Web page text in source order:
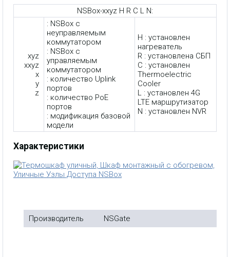
NSBox-xxyz H R C L N:
xyz
xxyz
x
y
z
: NSBox с
неуправляемым
коммутатором
: NSBox с
управляемым
коммутатором
: количество Uplink
портов
: количество PoE
портов
: модификация базовой
модели
H : установлен
нагреватель
R : установлена СБП
C : установлен
Thermoelectric
Cooler
L : установлен 4G
LTE маршрутизатор
N : установлен NVR
Характеристики
Производитель NSGate